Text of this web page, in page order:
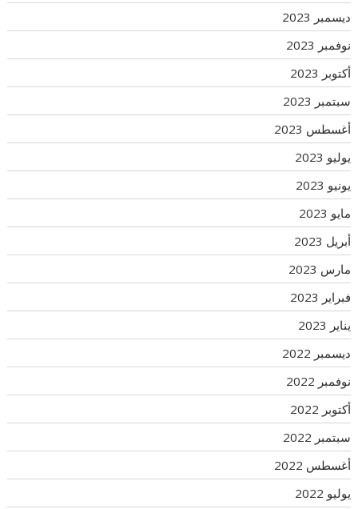
ديسمبر 2023
نوفمبر 2023
أكتوبر 2023
سبتمبر 2023
أغسطس 2023
يوليو 2023
يونيو 2023
مايو 2023
أبريل 2023
مارس 2023
فبراير 2023
يناير 2023
ديسمبر 2022
نوفمبر 2022
أكتوبر 2022
سبتمبر 2022
أغسطس 2022
يوليو 2022